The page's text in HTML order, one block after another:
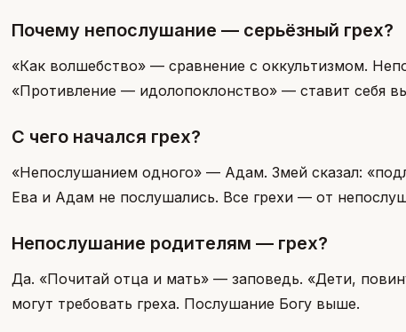
Почему непослушание — серьёзный грех?
«Как волшебство» — сравнение с оккультизмом.
«Противление — идолопоклонство» — ставит себя
С чего начался грех?
«Непослушанием одного» — Адам. Змей сказал:
Ева и Адам не послушались. Все грехи — от
Непослушание родителям — грех?
Да. «Почитай отца и мать» — заповедь. «Дети,
могут требовать греха. Послушание Богу выше.